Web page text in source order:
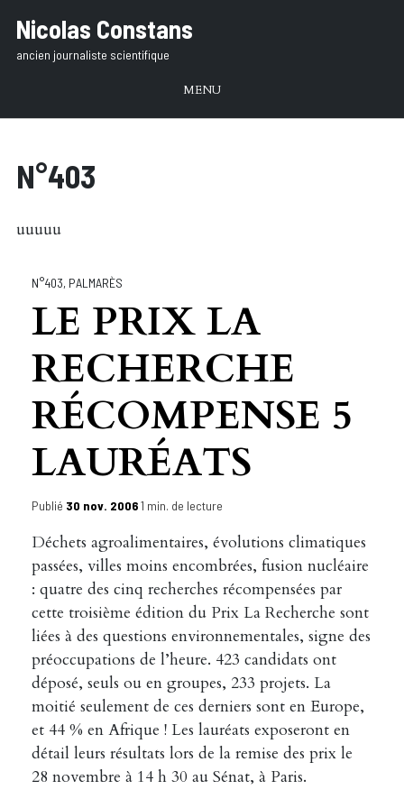
texte
Nicolas Constans
ancien journaliste scientifique
MENU
N°403
uuuuu
N°403, PALMARÈS
LE PRIX LA
RECHERCHE
RÉCOMPENSE 5
LAURÉATS
Publié 30 nov. 20061 min. de lecture
Déchets agroalimentaires, évolutions climatiques
passées, villes moins encombrées, fusion nucléaire
: quatre des cinq recherches récompensées par
cette troisième édition du Prix La Recherche sont
liées à des questions environnementales, signe des
préoccupations de l’heure. 423 candidats ont
déposé, seuls ou en groupes, 233 projets. La
moitié seulement de ces derniers sont en Europe,
et 44 % en Afrique ! Les lauréats exposeront en
détail leurs résultats lors de la remise des prix le
28 novembre à 14 h 30 au Sénat, à Paris.